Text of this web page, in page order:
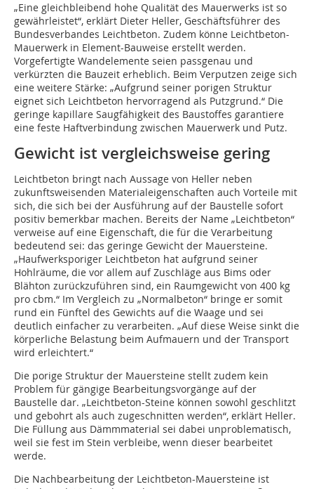
„Eine gleichbleibend hohe Qualität des Mauerwerks ist so
ge­­währleistet“, erklärt Dieter Heller, Geschäftsführer des
Bundesverbandes Leichtbeton. Zudem könne Leichtbeton-
Mauerwerk in Element-Bauweise erstellt werden.
Vorgefertigte Wandelemente seien passgenau und
verkürzten die Bauzeit erheblich. Beim Verputzen zeige sich
eine weitere Stärke: „Aufgrund seiner porigen Struktur
eignet sich Leichtbeton hervorragend als Putzgrund.“ Die
geringe kapillare Saugfähigkeit des Baustoffes garantiere
eine feste Haftverbindung zwischen Mauerwerk und Putz.
Gewicht ist vergleichsweise gering
Leichtbeton bringt nach Aussage von Heller neben
zukunftsweisenden Materialeigenschaften auch Vorteile mit
sich, die sich bei der Ausführung auf der Baustelle sofort
positiv bemerkbar machen. Bereits der Name „Leichtbeton“
verweise auf eine Eigenschaft, die für die Verarbeitung
bedeutend sei: das geringe Gewicht der Mauersteine.
„Haufwerksporiger Leichtbeton hat aufgrund seiner
Hohlräume, die vor allem auf Zuschläge aus Bims oder
Blähton zurückzuführen sind, ein Raumgewicht von 400 kg
pro cbm.“ Im Vergleich zu „Normalbeton“ bringe er somit
rund ein Fünftel des Gewichts auf die Waage und sei
deutlich einfacher zu verarbeiten. „Auf diese Weise sinkt die
körperliche Belastung beim Aufmauern und der Transport
wird erleichtert.“
Die porige Struktur der Mauersteine stellt zudem kein
Problem für gängige Bearbeitungsvorgänge auf der
Baustelle dar. „Leichtbeton-Steine können sowohl geschlitzt
und gebohrt als auch zugeschnitten werden“, erklärt Heller.
Die Füllung aus Dämmmaterial sei dabei unproblematisch,
weil sie fest im Stein verbleibe, wenn dieser bearbeitet
werde.
Die Nachbearbeitung der Leichtbeton-Mauersteine ist